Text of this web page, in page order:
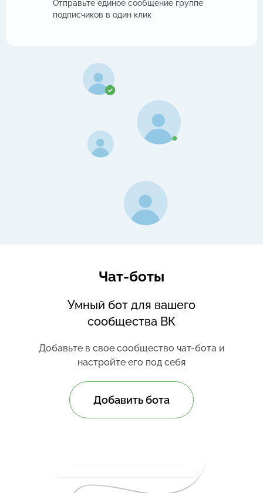
Отправьте единое сообщение группе
подписчиков в один клик
Чат-боты
Умный бот для вашего
сообщества ВК
Добавьте в свое сообщество чат-бота и
настройте его под себя
Добавить бота